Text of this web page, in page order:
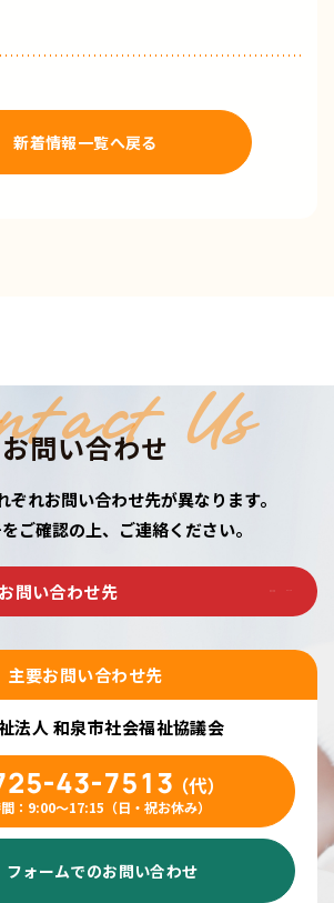
新着情報一覧へ戻る
Us
お問い合わせ
ぞれお問い合わせ先が異なります。
ご確認の上、ご連絡ください。
問い合わせ先
主要お問い合わせ先
法人 和泉市社会福祉協議会
43-7513（代）
：9:00〜17:15（日・祝お休み）
フォームでのお問い合わせ